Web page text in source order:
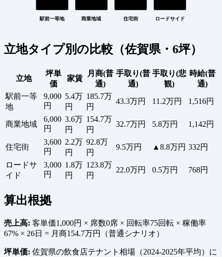
駅前一等地 商業地域 住宅街 ロードサイド
立地タイプ別の比較（佐賀県・6坪）
立地
坪単
価
家賃
月商(普
通)
手取り(普
通)
手取り(悲
観)
時給(普
通)
駅前一等
地
9,000
円
5.4万
円
185.7万
円
43.3万円 11.2万円 1,516円
商業地域
6,000
円
3.6万
円
154.7万
円
32.7万円 5.8万円 1,142円
住宅街
3,600
円
2.2万
円
92.8万
円
9.5万円 ▲8.8万円 332円
ロードサ
イド
3,000
円
1.8万
円
123.8万
円
22.0万円 0.5万円 768円
算出根拠
売上高: 客単価1,000円 × 席数0席 × 回転率75回転 × 稼働率
67% × 26日 = 月商154.7万円（普通シナリオ）
坪単価: 佐賀県の飲食店テナント相場（2024-2025年平均）に